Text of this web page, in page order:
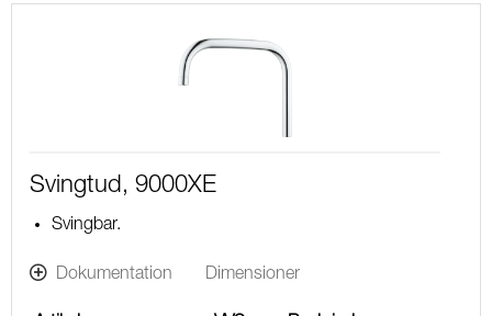
Svingtud, 9000XE
Svingbar.
Dokumentation Dimensioner